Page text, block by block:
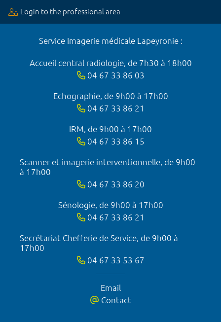
Login to the professional area
Service Imagerie médicale Lapeyronie :
Accueil central radiologie, de 7h30 à 18h00
04 67 33 86 03
Echographie, de 9h00 à 17h00
04 67 33 86 21
IRM, de 9h00 à 17h00
04 67 33 86 15
Scanner et imagerie interventionnelle, de 9h00
à 17h00
04 67 33 86 20
Sénologie, de 9h00 à 17h00
04 67 33 86 21
Secrétariat Chefferie de Service, de 9h00 à
17h00
04 67 33 53 67
Email
Contact